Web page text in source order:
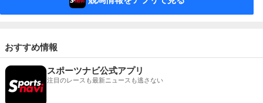
おすすめ情報
スポーツナビ公式アプリ
注目のレースも最新ニュースも逃さない